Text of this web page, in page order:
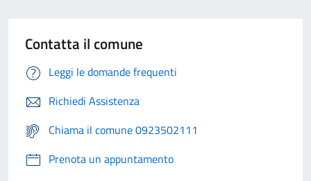
Contatta il comune
Leggi le domande frequenti
Richiedi Assistenza
Chiama il comune 0923502111
Prenota un appuntamento